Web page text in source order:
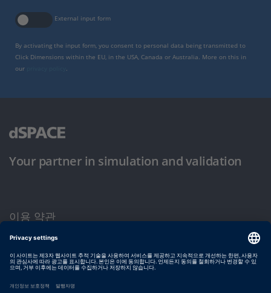
External input form
By activating the input form, you consent to personal data being transmitted to
Click Dimensions within the EU, in the USA, Canada or Australia. More on this in
our
Your partner in simulation and validation
이용 약관
개인정보 보호정책
발행자 정보